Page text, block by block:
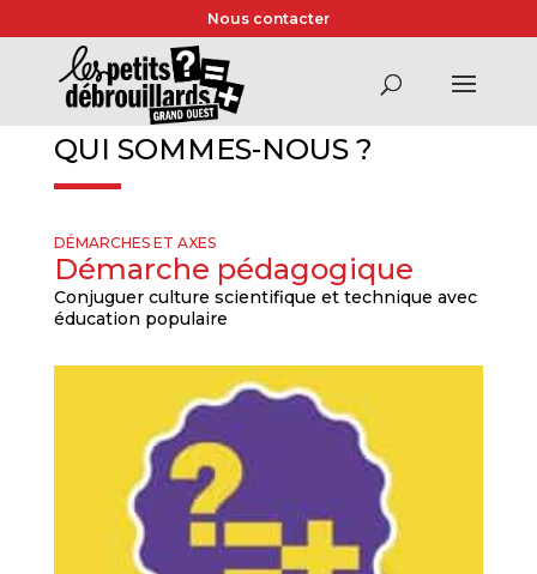
Nous contacter
QUI SOMMES-NOUS ?
DÉMARCHES ET AXES
Démarche pédagogique
Conjuguer culture scientifique et technique avec
éducation populaire